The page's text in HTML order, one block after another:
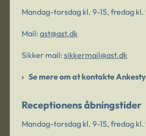
Mandag-torsdag kl. 9-15, fredag kl.
Mail: ast@ast.dk
Sikker mail: sikkermail@ast.dk
Se mere om at kontakte
Receptionens åbningstider
Mandag-torsdag kl. 9-15, fredag kl.